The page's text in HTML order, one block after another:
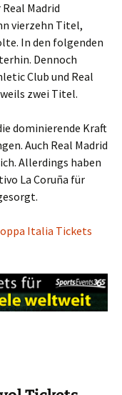
Madrid
vierzehn Titel,
In den folgenden
Dennoch
Club und Real
zwei Titel.
dominierende Kraft
Auch Real Madrid
Allerdings haben
La Coruña für
Italia Tickets